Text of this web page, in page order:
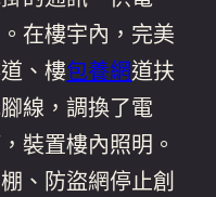
在樓宇內，完美
、樓包養網道扶
線，調換了電
裝置樓內照明。
、防盜網停止創